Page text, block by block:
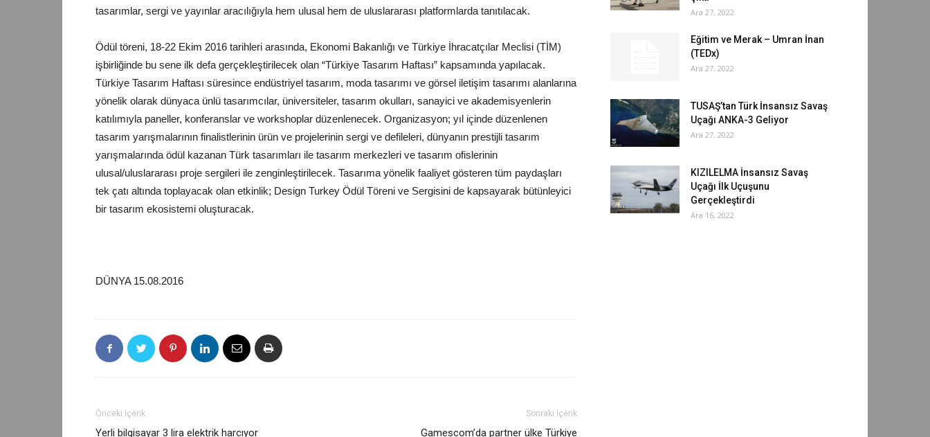
tasarımlar, sergi ve yayınlar aracılığıyla hem ulusal hem de uluslararası platformlarda tanıtılacak.
Ödül töreni, 18-22 Ekim 2016 tarihleri arasında, Ekonomi Bakanlığı ve Türkiye İhracatçılar Meclisi (TİM)
işbirliğinde bu sene ilk defa gerçekleştirilecek olan “Türkiye Tasarım Haftası” kapsamında yapılacak.
Türkiye Tasarım Haftası süresince endüstriyel tasarım, moda tasarımı ve görsel iletişim tasarımı alanlarına
yönelik olarak dünyaca ünlü tasarımcılar, üniversiteler, tasarım okulları, sanayici ve akademisyenlerin
katılımıyla paneller, konferanslar ve workshoplar düzenlenecek. Organizasyon; yıl içinde düzenlenen
tasarım yarışmalarının finalistlerinin ürün ve projelerinin sergi ve defileleri, dünyanın prestijli tasarım
yarışmalarında ödül kazanan Türk tasarımları ile tasarım merkezleri ve tasarım ofislerinin
ulusal/uluslararası proje sergileri ile zenginleştirilecek. Tasarıma yönelik faaliyet gösteren tüm paydaşları
tek çatı altında toplayacak olan etkinlik; Design Turkey Ödül Töreni ve Sergisini de kapsayarak bütünleyici
bir tasarım ekosistemi oluşturacak.
DÜNYA 15.08.2016
Önceki İçerik
Yerli bilgisayar 3 lira elektrik harcıyor
Sonraki İçerik
Gamescom’da partner ülke Türkiye
Ara 27, 2022
Eğitim ve Merak – Umran İnan
(TEDx)
Ara 27, 2022
TUSAŞ’tan Türk İnsansız Savaş
Uçağı ANKA-3 Geliyor
Ara 27, 2022
KIZILELMA İnsansız Savaş
Uçağı İlk Uçuşunu
Gerçekleştirdi
Ara 16, 2022